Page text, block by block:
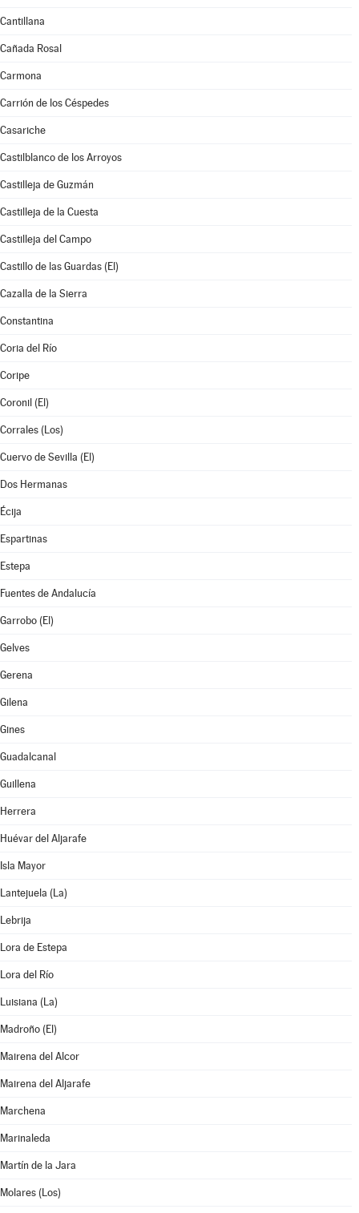
Cantillana
Cañada Rosal
Carmona
Carrión de los Céspedes
Casariche
Castilblanco de los Arroyos
Castilleja de Guzmán
Castilleja de la Cuesta
Castilleja del Campo
Castillo de las Guardas (El)
Cazalla de la Sierra
Constantina
Coria del Río
Coripe
Coronil (El)
Corrales (Los)
Cuervo de Sevilla (El)
Dos Hermanas
Écija
Espartinas
Estepa
Fuentes de Andalucía
Garrobo (El)
Gelves
Gerena
Gilena
Gines
Guadalcanal
Guillena
Herrera
Huévar del Aljarafe
Isla Mayor
Lantejuela (La)
Lebrija
Lora de Estepa
Lora del Río
Luisiana (La)
Madroño (El)
Mairena del Alcor
Mairena del Aljarafe
Marchena
Marinaleda
Martín de la Jara
Molares (Los)